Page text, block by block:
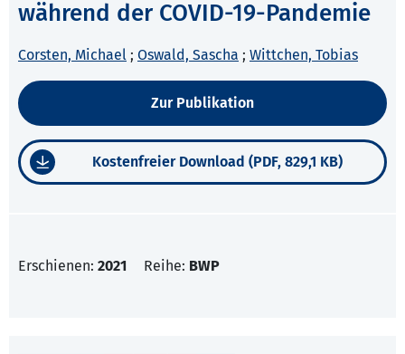
während der COVID-19-Pandemie
Corsten, Michael ; Oswald, Sascha ; Wittchen, Tobias
Zur Publikation
Kostenfreier Download (PDF, 829,1 KB)
Erschienen: 2021 Reihe: BWP